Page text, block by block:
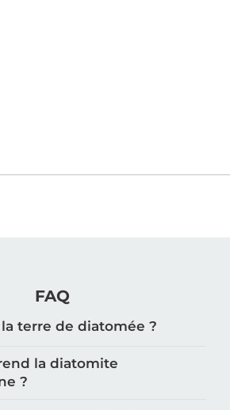
FAQ
terre de diatomée ?
la diatomite
?